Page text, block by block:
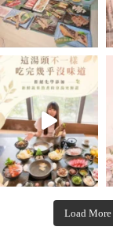
Load More